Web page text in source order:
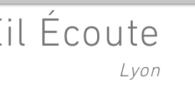
Écoute
Lyon